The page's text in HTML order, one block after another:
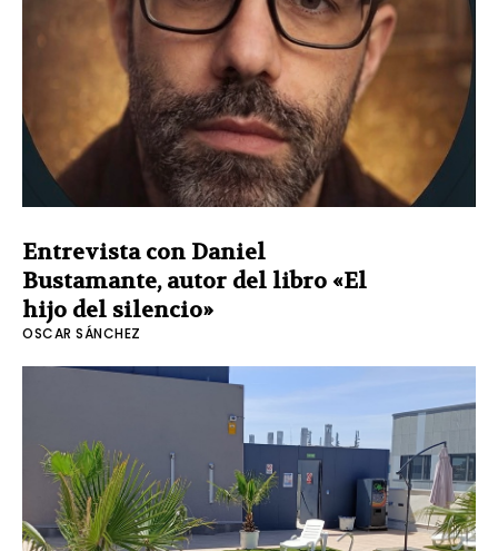
Entrevista con Daniel
Bustamante, autor del libro «El
hijo del silencio»
OSCAR SÁNCHEZ